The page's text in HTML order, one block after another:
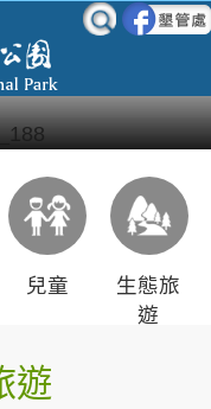
兒童
生態旅
遊
遊